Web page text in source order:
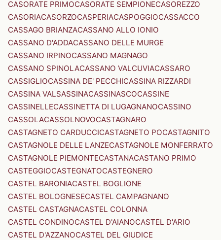
CASORATE PRIMOCASORATE SEMPIONECASOREZZO
CASORIACASORZOCASPERIACASPOGGIOCASSACCO
CASSAGO BRIANZACASSANO ALLO IONIO
CASSANO D'ADDACASSANO DELLE MURGE
CASSANO IRPINOCASSANO MAGNAGO
CASSANO SPINOLACASSANO VALCUVIACASSARO
CASSIGLIOCASSINA DE' PECCHICASSINA RIZZARDI
CASSINA VALSASSINACASSINASCOCASSINE
CASSINELLECASSINETTA DI LUGAGNANOCASSINO
CASSOLACASSOLNOVOCASTAGNARO
CASTAGNETO CARDUCCICASTAGNETO POCASTAGNITO
CASTAGNOLE DELLE LANZECASTAGNOLE MONFERRATO
CASTAGNOLE PIEMONTECASTANACASTANO PRIMO
CASTEGGIOCASTEGNATOCASTEGNERO
CASTEL BARONIACASTEL BOGLIONE
CASTEL BOLOGNESECASTEL CAMPAGNANO
CASTEL CASTAGNACASTEL COLONNA
CASTEL CONDINOCASTEL D'AIANOCASTEL D'ARIO
CASTEL D'AZZANOCASTEL DEL GIUDICE